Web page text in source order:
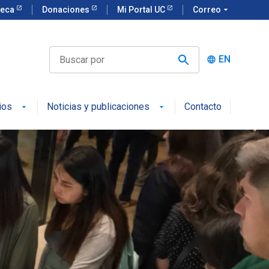
Donaciones Mi Portal UC Correo arrow_drop_down
language EN
Noticias y publicaciones Contacto